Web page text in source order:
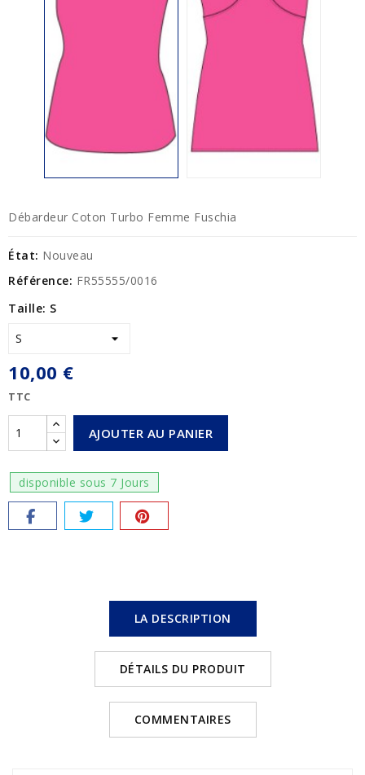
Débardeur Coton Turbo Femme Fuschia
État: Nouveau
Référence: FR55555/0016
Taille: S
10,00 €
TTC
AJOUTER AU PANIER
disponible sous 7 Jours
LA DESCRIPTION
DÉTAILS DU PRODUIT
COMMENTAIRES